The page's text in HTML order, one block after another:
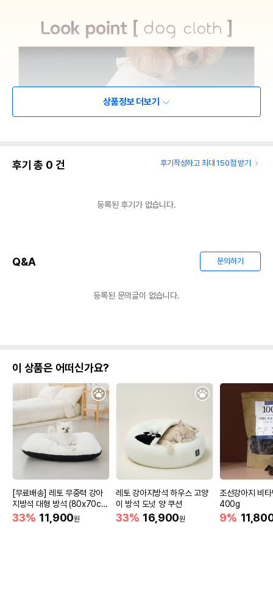
상품정보 더보기
후기 총 0 건 후기작성하고 최대 150점 받기
등록된 후기가 없습니다.
Q&A 문의하기
등록된 문의글이 없습니다.
이 상품은 어떠신가요?
[무료배송] 레토 무중력 강아
지방석 대형 방석 (80x70c
m)
33% 11,900원
레토 강아지방석 하우스 고양
이 방석 도넛 양 쿠션
33% 16,900원
조선강아지 비
400g
9%